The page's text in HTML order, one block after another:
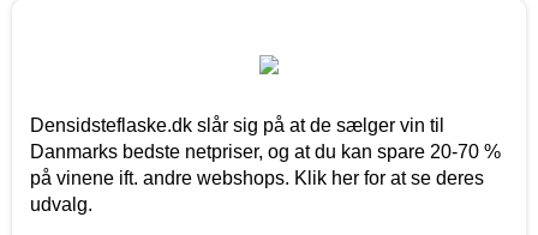
Densidsteflaske.dk slår sig på at de sælger vin til
Danmarks bedste netpriser, og at du kan spare 20-70 %
på vinene ift. andre webshops. Klik her for at se deres
udvalg.